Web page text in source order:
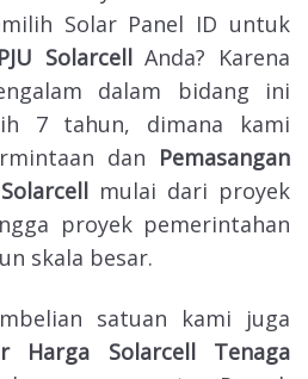
Solar Panel ID untuk
PJU SolarcellAnda? Karena
dalam bidang ini
7 tahun, dimana kami
dan Pemasangan
mulai dari proyek
proyek pemerintahan
skala besar.
satuan kami juga
Harga Solarcell Tenaga